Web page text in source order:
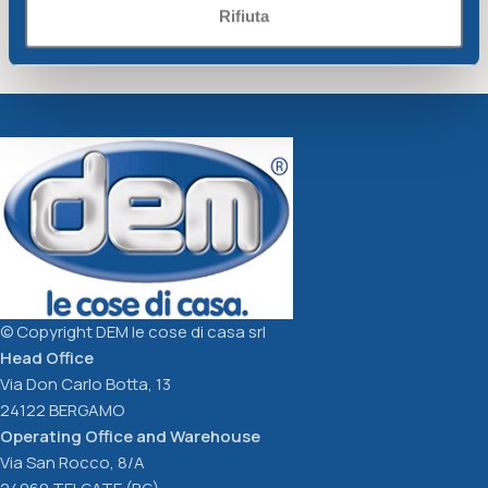
Rifiuta
Frosty Line
2,00€
Add To Cart
2,21
Add To Cart
© Copyright DEM le cose di casa srl
Head Office
Via Don Carlo Botta, 13
24122 BERGAMO
Operating Office and Warehouse
Via San Rocco, 8/A